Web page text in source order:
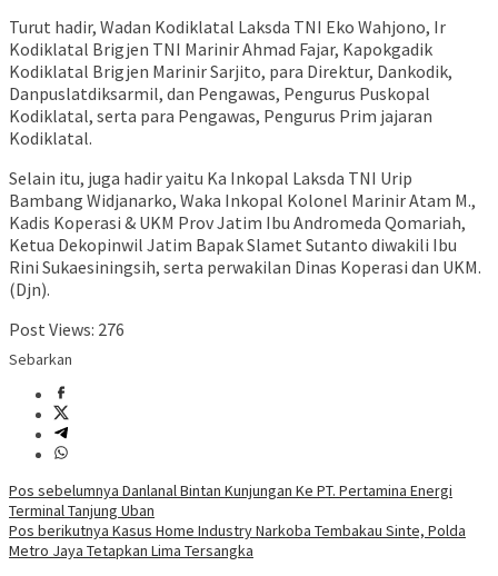
Turut hadir, Wadan Kodiklatal Laksda TNI Eko Wahjono, Ir
Kodiklatal Brigjen TNI Marinir Ahmad Fajar, Kapokgadik
Kodiklatal Brigjen Marinir Sarjito, para Direktur, Dankodik,
Danpuslatdiksarmil, dan Pengawas, Pengurus Puskopal
Kodiklatal, serta para Pengawas, Pengurus Prim jajaran
Kodiklatal.
Selain itu, juga hadir yaitu Ka Inkopal Laksda TNI Urip
Bambang Widjanarko, Waka Inkopal Kolonel Marinir Atam M.,
Kadis Koperasi & UKM Prov Jatim Ibu Andromeda Qomariah,
Ketua Dekopinwil Jatim Bapak Slamet Sutanto diwakili Ibu
Rini Sukaesiningsih, serta perwakilan Dinas Koperasi dan UKM.
(Djn).
Post Views: 276
Sebarkan
Navigasi
pos
Pos sebelumnya Danlanal Bintan Kunjungan Ke PT. Pertamina Energi
Terminal Tanjung Uban
Pos berikutnya Kasus Home Industry Narkoba Tembakau Sinte, Polda
Metro Jaya Tetapkan Lima Tersangka